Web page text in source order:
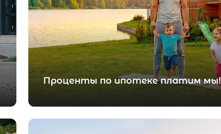
Проценты по ипотеке платим мы!